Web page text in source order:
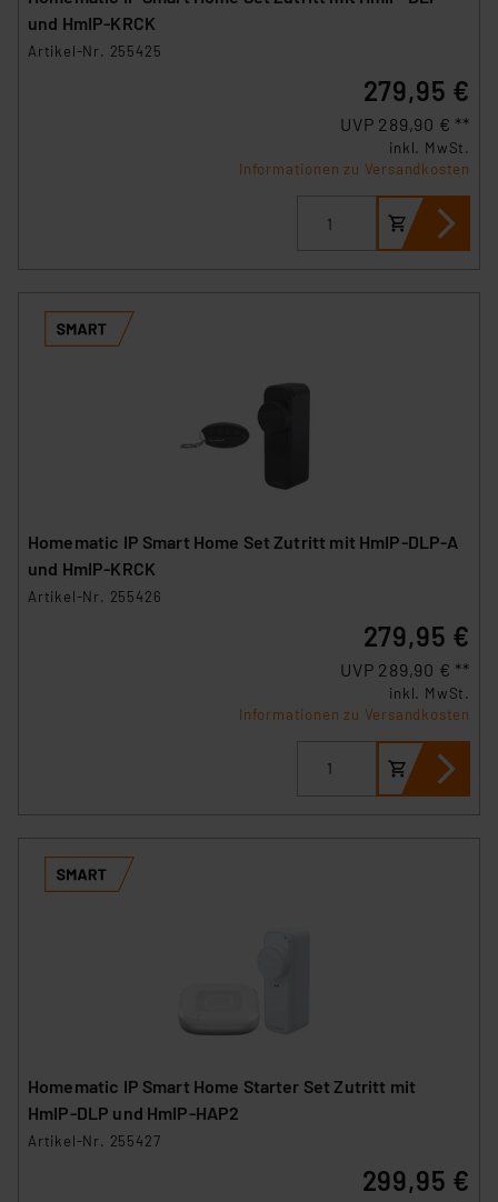
und HmIP-KRCK
Artikel-Nr. 255425
279,95 €
UVP 289,90 € **
inkl. MwSt.
Informationen zu Versandkosten
Homematic IP Smart Home Set Zutritt mit HmIP‑DLP-A
und HmIP-KRCK
Artikel-Nr. 255426
279,95 €
UVP 289,90 € **
inkl. MwSt.
Informationen zu Versandkosten
Homematic IP Smart Home Starter Set Zutritt mit
HmIP‑DLP und HmIP-HAP2
Artikel-Nr. 255427
299,95 €